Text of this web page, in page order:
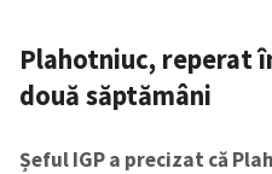
Plahotniuc, reperat
două săptămâni
Șeful IGP a precizat că